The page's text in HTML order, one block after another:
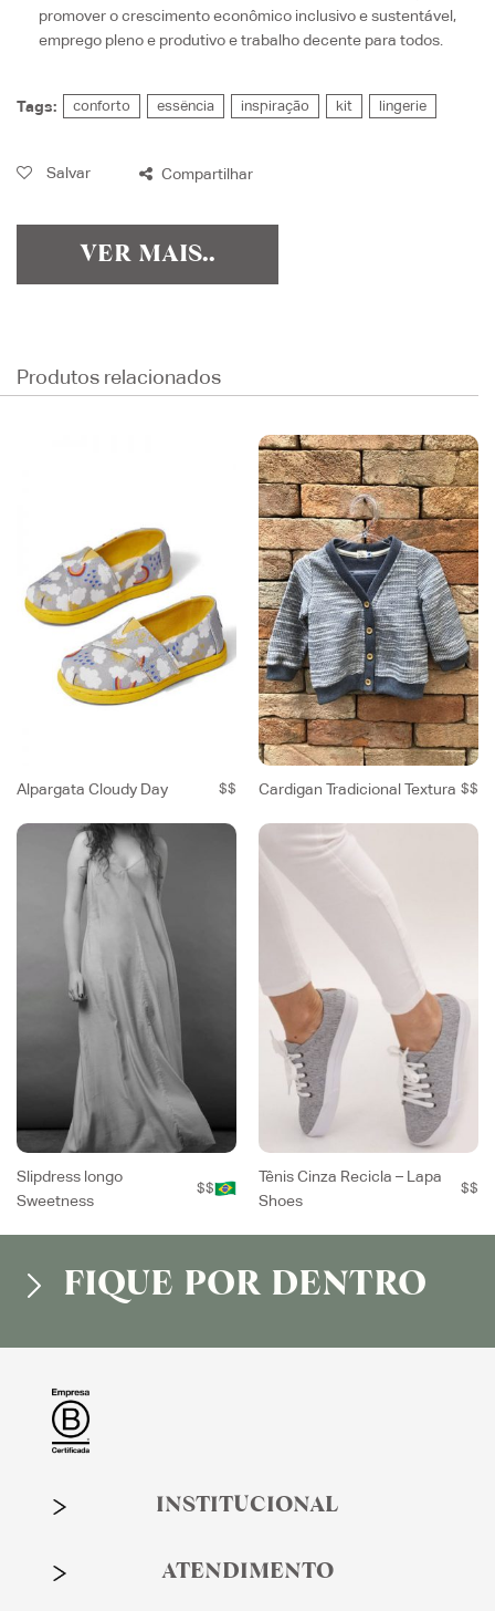
promover o crescimento econômico inclusivo e sustentável,
emprego pleno e produtivo e trabalho decente para todos.
Tags: conforto essência inspiração kit lingerie
Salvar Compartilhar
VER MAIS..
Produtos relacionados
Alpargata Cloudy Day $$ Cardigan Tradicional Textura $$
Slipdress longo
Sweetness
$$
Tênis Cinza Recicla – Lapa
Shoes
$$
FIQUE POR DENTRO
INSTITUCIONAL
ATENDIMENTO